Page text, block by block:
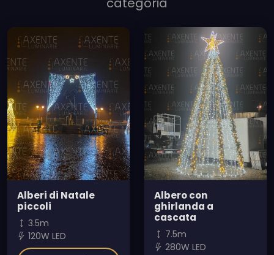
Alberi di Natale
piccoli
3.5m
120W LED
Albero con
ghirlanda a
cascata
7.5m
280W LED